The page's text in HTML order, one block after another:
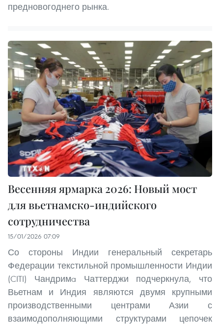
предновогоднего рынка.
Весенняя ярмарка 2026: Новый мост
для вьетнамско-индийского
сотрудничества
15/01/2026 07:09
Со стороны Индии генеральный секретарь
Федерации текстильной промышленности Индии
(CITI) Чандримa Чаттерджи подчеркнула, что
Вьетнам и Индия являются двумя крупными
производственными центрами Азии с
взаимодополняющими структурами цепочек